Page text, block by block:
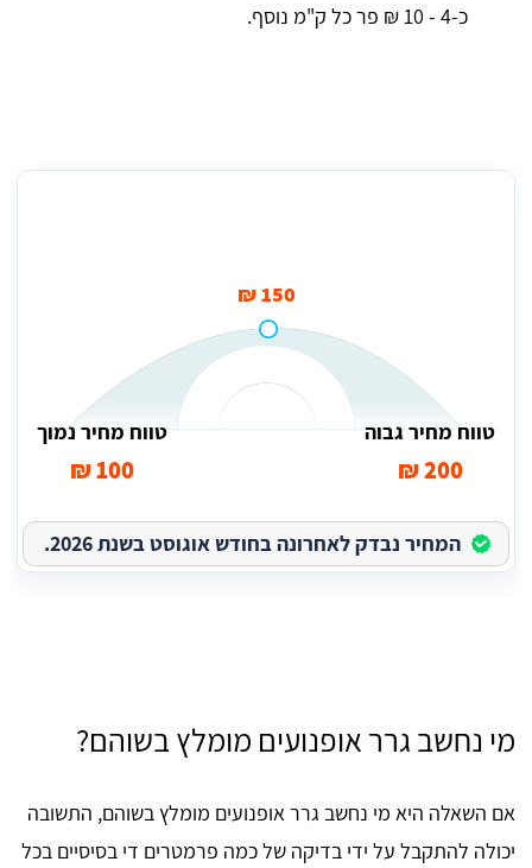
כ-4 - 10 ₪ פר כל ק"מ נוסף.
150 ₪
טווח מחיר גבוה
200 ₪
טווח מחיר נמוך
100 ₪
המחיר נבדק לאחרונה בחודש אוגוסט בשנת 2026.
מי נחשב גרר אופנועים מומלץ בשוהם?
אם השאלה היא מי נחשב גרר אופנועים מומלץ בשוהם, התשובה
יכולה להתקבל על ידי בדיקה של כמה פרמטרים די בסיסיים בכל